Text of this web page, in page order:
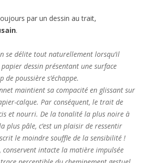
par un dessin au trait,
.
se délite tout naturellement lorsqu’il
dessin présentant une surface
de poussière s’échappe.
maintient sa compacité en glissant sur
calque. Par conséquent, le trait de
et nourri. De la tonalité la plus noire à
plus pâle, c’est un plaisir de ressentir
le moindre souffle de la sensibilité !
conservent intacte la matière impulsée